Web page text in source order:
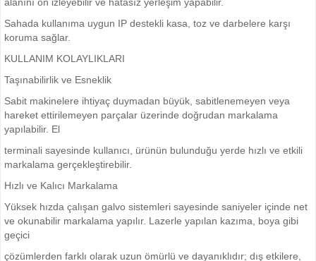
Sahada kullanıma uygun IP destekli kasa, toz ve darbelere karşı
koruma sağlar.
KULLANIM KOLAYLIKLARI
Taşınabilirlik ve Esneklik
Sabit makinelere ihtiyaç duymadan büyük, sabitlenemeyen veya
hareket ettirilemeyen parçalar üzerinde doğrudan markalama
yapılabilir. El
terminali sayesinde kullanıcı, ürünün bulunduğu yerde hızlı ve etkili
markalama gerçekleştirebilir.
Hızlı ve Kalıcı Markalama
Yüksek hızda çalışan galvo sistemleri sayesinde saniyeler içinde net
ve okunabilir markalama yapılır. Lazerle yapılan kazıma, boya gibi
geçici
çözümlerden farklı olarak uzun ömürlü ve dayanıklıdır; dış etkilere,